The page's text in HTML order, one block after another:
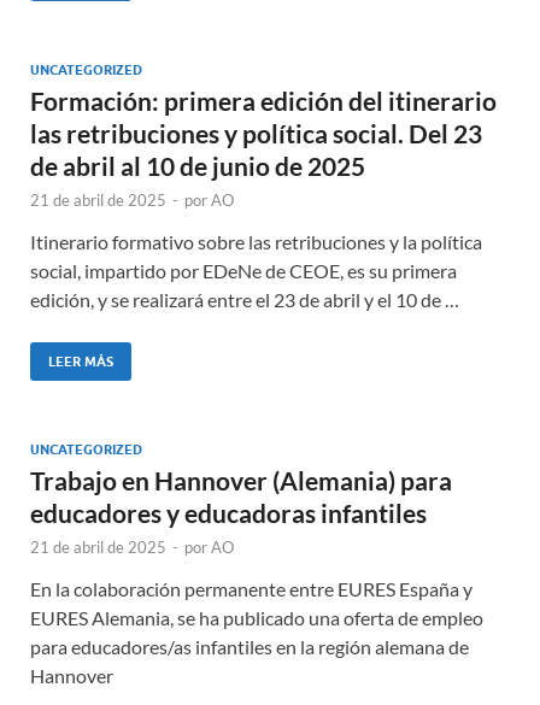
UNCATEGORIZED
Formación: primera edición del itinerario
las retribuciones y política social. Del 23
de abril al 10 de junio de 2025
21 de abril de 2025 - porAO
Itinerario formativo sobre las retribuciones y la política
social, impartido por EDeNe de CEOE, es su primera
edición, y se realizará entre el 23 de abril y el 10 de …
LEER MÁS
UNCATEGORIZED
Trabajo en Hannover (Alemania) para
educadores y educadoras infantiles
21 de abril de 2025 - porAO
En la colaboración permanente entre EURES España y
EURES Alemania, se ha publicado una oferta de empleo
para educadores/as infantiles en la región alemana de
Hannover